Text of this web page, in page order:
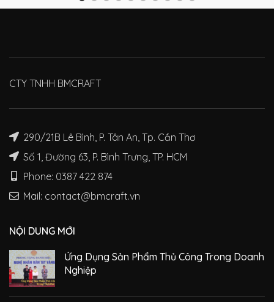
CTY TNHH BMCRAFT
290/21B Lê Bình, P. Tân An, Tp. Cần Thơ
Số 1, Đường 63, P. Bình Trưng, TP. HCM
Phone: 0387 422 874
Mail: contact@bmcraft.vn
NỘI DUNG MỚI
Ứng Dụng Sản Phẩm Thủ Công Trong Doanh
Nghiệp